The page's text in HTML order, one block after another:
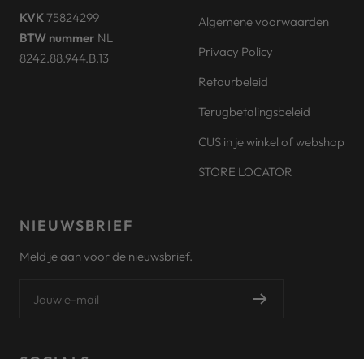
KVK75824299
BTW nummer NL
8242.88.944.B.13
Algemene voorwaarden
Privacy Policy
Retourbeleid
Terugbetalingsbeleid
CUS in je winkel of webshop
STORE LOCATOR
NIEUWSBRIEF
Meld je aan voor de nieuwsbrief.
Jouw e-mail